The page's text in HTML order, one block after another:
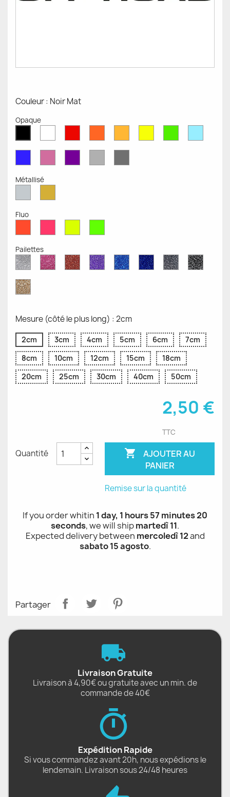
Couleur : Noir Mat
Opaque
Mat
Mat
Mat
Mat
Mate
OpaqueMat
Opaque
Mat
Mat
Mat
Clair
Foncé
Métallisé
MétalliséMétallique
Fluo
Fluo
Fluo
Fluo
Fluo
Pailettes
Diamant
Scintillant
Paillettes
Roses
Paillettes
Rouges
Paillettes
Violettes
Saphir
Bleu
Paillettes
Bleu
Gris
PailletéNoires
Paillettes
d'Or
Mesure (côté le plus long) : 2cm
2cm 3cm 4cm 5cm 6cm
7cm
8cm
10cm 12cm 15cm
18cm
20cm
25cm 30cm 40cm 50cm
2,50 €
TTC
Quantité 
AJOUTER AU
PANIER
Remise sur la quantité
If you order whitin 1 day, 1 hours 57 minutes 20
seconds, we will shipmartedì 11.
Expected delivery between mercoledì 12and
sabato 15 agosto.
Partager
Livraison Gratuite
Livraison à 4,90€ ou gratuite avec un min. de
commande de 40€
Expédition Rapide
Si vous commandez avant 20h, nous expédions le
lendemain. Livraison sous 24/48 heures